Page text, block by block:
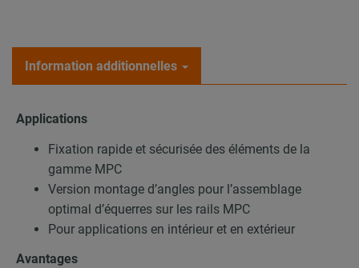
Information additionnelles
Applications
Fixation rapide et sécurisée des éléments de la
gamme MPC
Version montage d’angles pour l’assemblage
optimal d’équerres sur les rails MPC
Pour applications en intérieur et en extérieur
Avantages